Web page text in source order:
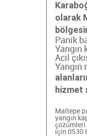
olarak
Panik
Yangın
Acil
Yangın
hizmet
Maltepe
yangın
çözümleri
için 0530